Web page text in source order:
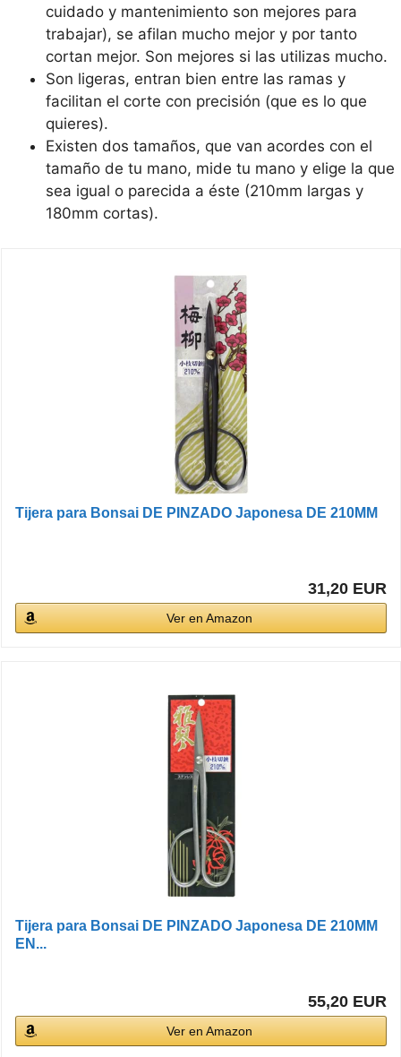
cuidado y mantenimiento son mejores para
trabajar), se afilan mucho mejor y por tanto
cortan mejor. Son mejores si las utilizas mucho.
Son ligeras, entran bien entre las ramas y
facilitan el corte con precisión (que es lo que
quieres).
Existen dos tamaños, que van acordes con el
tamaño de tu mano, mide tu mano y elige la que
sea igual o parecida a éste (210mm largas y
180mm cortas).
Tijera para Bonsai DE PINZADO Japonesa DE 210MM
31,20 EUR
Ver en Amazon
Tijera para Bonsai DE PINZADO Japonesa DE 210MM
EN...
55,20 EUR
Ver en Amazon